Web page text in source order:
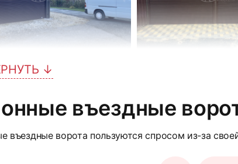
↓
въездные
въездные ворота пользуются спросом из-за